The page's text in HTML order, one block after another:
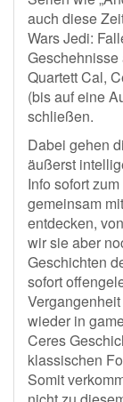
auch diese
Wars Jedi:
Geschehnisse
Quartett Cal,
(bis auf eine
schließen.
Dabei gehen
äußerst
Info sofort
gemeinsam
entdecken,
wir sie aber
Geschichten
sofort
wieder in
Ceres
klassischen
Somit